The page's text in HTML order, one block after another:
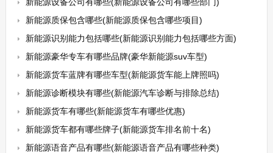
新能源质保包含哪些(新能源质保包含哪些项目)
新能源识别能力包括哪些(新能源识别能力包括哪些方面)
新能源豪华专车有哪些品牌(豪华新能源suv车型)
新能源货车蓝牌有哪些车型(新能源货车能上牌照吗)
新能源诊断模块有哪些(新能源汽车诊断与排除总结)
新能源货车有哪些(新能源货车有哪些优惠)
新能源货车都有哪些牌子(新能源货车排名前十名)
新能源语音产品有哪些(新能源语音产品有哪些种类)